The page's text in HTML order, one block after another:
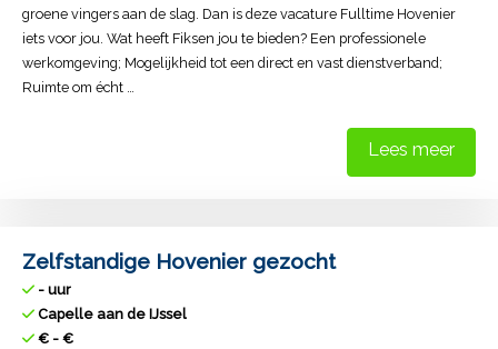
groene vingers aan de slag. Dan is deze vacature Fulltime Hovenier
iets voor jou. Wat heeft Fiksen jou te bieden? Een professionele
werkomgeving; Mogelijkheid tot een direct en vast dienstverband;
Ruimte om écht …
Lees meer
Zelfstandige Hovenier gezocht
- uur
Capelle aan de IJssel
€ - €